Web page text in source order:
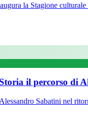
la Stagione
il percorso di
Sabatini nel